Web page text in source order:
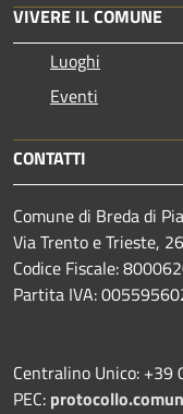
VIVERE IL COMUNE
Luoghi
Eventi
CONTATTI
Comune di Breda di
Via Trento e Trieste,
Codice Fiscale:
Partita IVA:
Centralino Unico: +39
PEC: